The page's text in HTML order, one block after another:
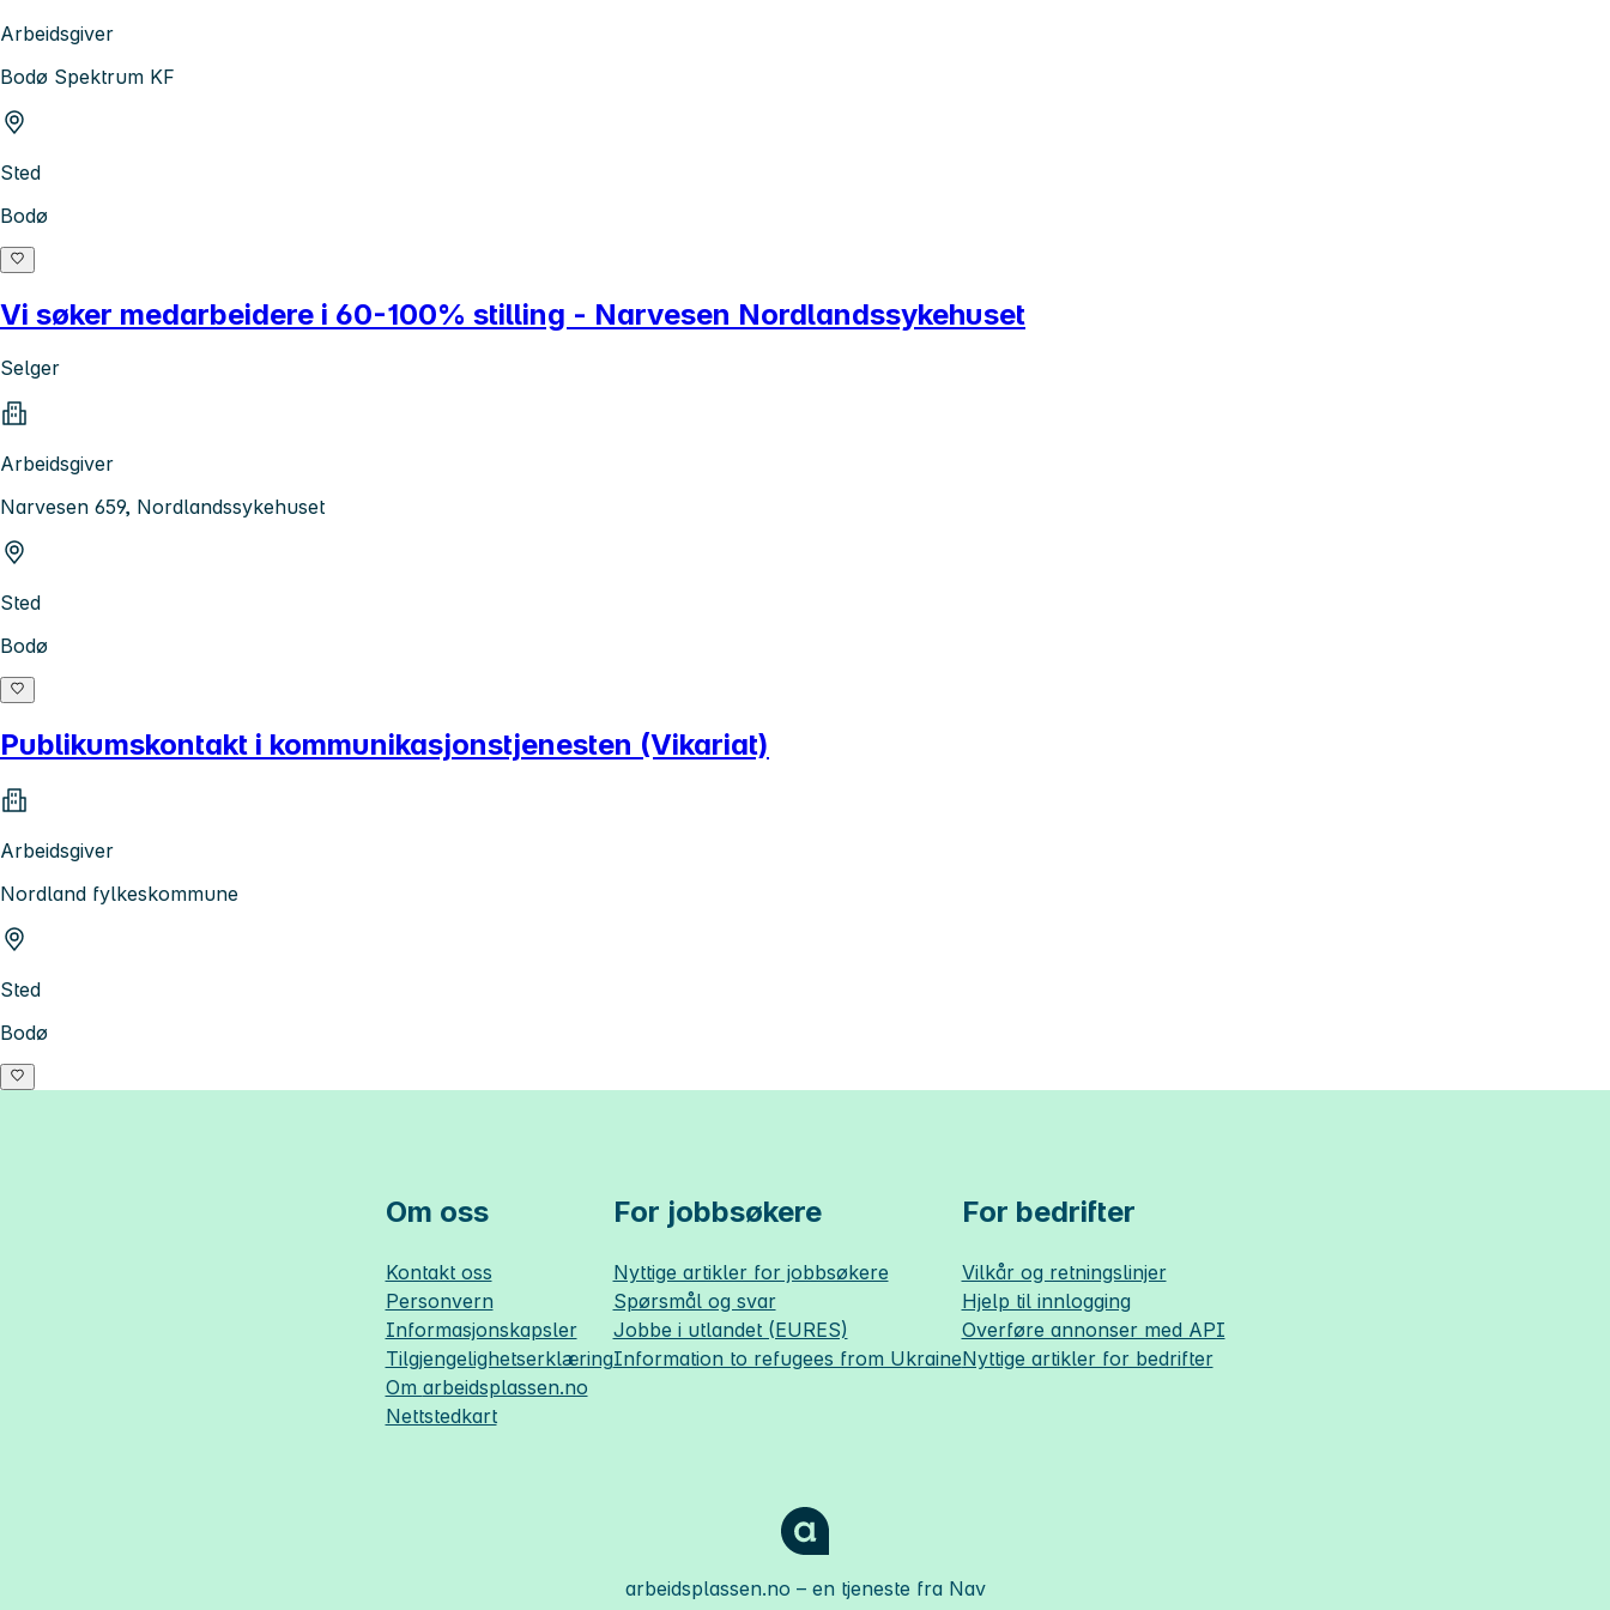
Arbeidsgiver
Bodø Spektrum KF
Sted
Bodø
Vi søker medarbeidere i 60-100% stilling - Narvesen Nordlandssykehuset
Selger
Arbeidsgiver
Narvesen 659, Nordlandssykehuset
Sted
Bodø
Publikumskontakt i kommunikasjonstjenesten (Vikariat)
Arbeidsgiver
Nordland fylkeskommune
Sted
Bodø
Om oss
Kontakt oss
Personvern
Informasjonskapsler
Tilgjengelighetserklæring
Om arbeidsplassen.no
Nettstedkart
For jobbsøkere
Nyttige artikler for jobbsøkere
Spørsmål og svar
Jobbe i utlandet (EURES)
Information to refugees from Ukraine
For bedrifter
Vilkår og retningslinjer
Hjelp til innlogging
Overføre annonser med API
Nyttige artikler for bedrifter
arbeidsplassen.no – en tjeneste fra Nav